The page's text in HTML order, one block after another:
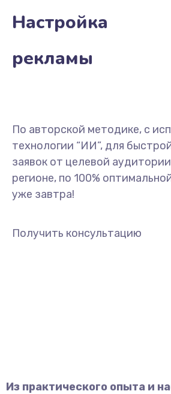
Настройка
рекламы
По авторской методике, с
технологии “ИИ”, для
заявок от целевой
регионе, по 100%
уже завтра!
Получить консультацию
Из практического опыта и